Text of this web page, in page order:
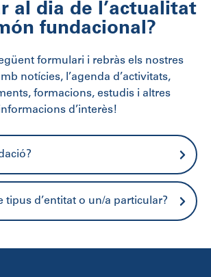
al dia de l’actualitat
fundacional?
formulari i rebràs els nostres
notícies, l’agenda d’activitats,
formacions, estudis i altres
d’interès!
tipus d’entitat o un/a particular?